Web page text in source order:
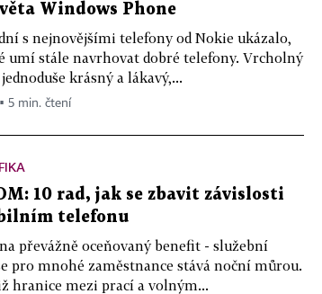
Windows Phone
s nejnovějšími telefony od Nokie ukázalo,
umí stále navrhovat dobré telefony. Vrcholný
krásný a lákavý,...
▪ 5 min. čtení
10 rad, jak se zbavit závislosti
telefonu
převážně oceňovaný benefit - služební
pro mnohé zaměstnance stává noční můrou.
hranice mezi prací a volným...